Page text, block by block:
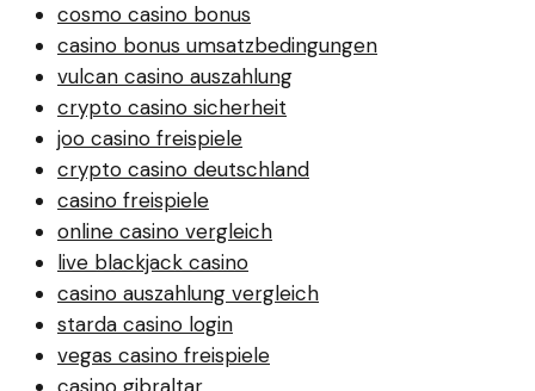
cosmo casino bonus
casino bonus umsatzbedingungen
vulcan casino auszahlung
crypto casino sicherheit
joo casino freispiele
crypto casino deutschland
casino freispiele
online casino vergleich
live blackjack casino
casino auszahlung vergleich
starda casino login
vegas casino freispiele